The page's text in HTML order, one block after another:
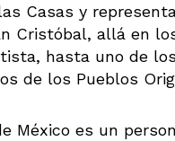
Casas y
Cristóbal, allá en
hasta uno de
de los Pueblos
México es un